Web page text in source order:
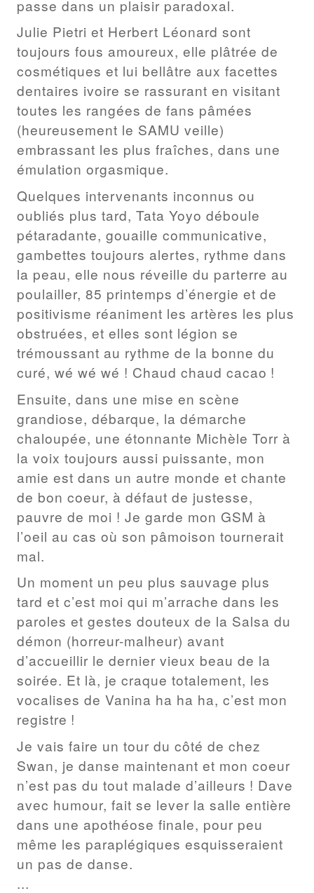
passe dans un plaisir paradoxal.
Julie Pietri et Herbert Léonard sont
toujours fous amoureux, elle plâtrée de
cosmétiques et lui bellâtre aux facettes
dentaires ivoire se rassurant en visitant
toutes les rangées de fans pâmées
(heureusement le SAMU veille)
embrassant les plus fraîches, dans une
émulation orgasmique.
Quelques intervenants inconnus ou
oubliés plus tard, Tata Yoyo déboule
pétaradante, gouaille communicative,
gambettes toujours alertes, rythme dans
la peau, elle nous réveille du parterre au
poulailler, 85 printemps d’énergie et de
positivisme réaniment les artères les plus
obstruées, et elles sont légion se
trémoussant au rythme de la bonne du
curé, wé wé wé ! Chaud chaud cacao !
Ensuite, dans une mise en scène
grandiose, débarque, la démarche
chaloupée, une étonnante Michèle Torr à
la voix toujours aussi puissante, mon
amie est dans un autre monde et chante
de bon coeur, à défaut de justesse,
pauvre de moi ! Je garde mon GSM à
l’oeil au cas où son pâmoison tournerait
mal.
Un moment un peu plus sauvage plus
tard et c’est moi qui m’arrache dans les
paroles et gestes douteux de la Salsa du
démon (horreur-malheur) avant
d’accueillir le dernier vieux beau de la
soirée. Et là, je craque totalement, les
vocalises de Vanina ha ha ha, c’est mon
registre !
Je vais faire un tour du côté de chez
Swan, je danse maintenant et mon coeur
n’est pas du tout malade d’ailleurs ! Dave
avec humour, fait se lever la salle entière
dans une apothéose finale, pour peu
même les paraplégiques esquisseraient
un pas de danse.
...